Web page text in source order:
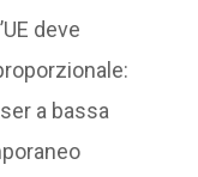
deve
a bassa